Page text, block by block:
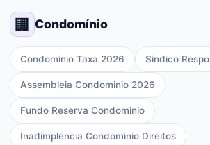
🏢 Condomínio
Condominio Taxa 2026 Sindico
Assembleia Condominio 2026
Fundo Reserva Condominio
Inadimplencia Condominio Direitos